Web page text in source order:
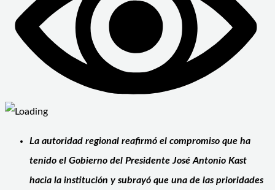
La autoridad regional reafirmó el compromiso que ha
tenido el Gobierno del Presidente José Antonio Kast
hacia la institución y subrayó que una de las prioridades